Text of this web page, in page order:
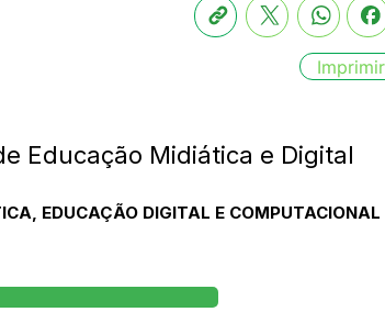
Imprimir
Educação Midiática e Digital
EDUCAÇÃO DIGITAL E